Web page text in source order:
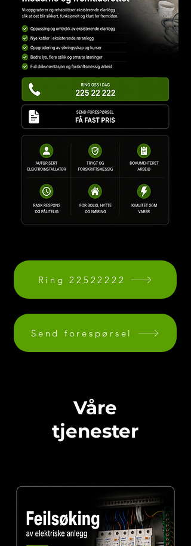
Ring 22522222
Send forespørsel
Våre
tjenester